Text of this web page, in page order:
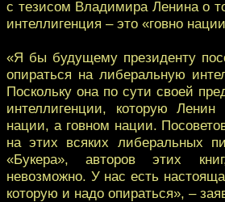
с тезисом Владимира Ленина о
интеллигенция – это «говно
«Я бы будущему президенту
опираться на либеральную
Поскольку она по сути своей
интеллигенции, которую
нации, а говном нации.
на этих всяких либеральных
«Букера», авторов этих
невозможно. У нас есть
которую и надо опираться», –